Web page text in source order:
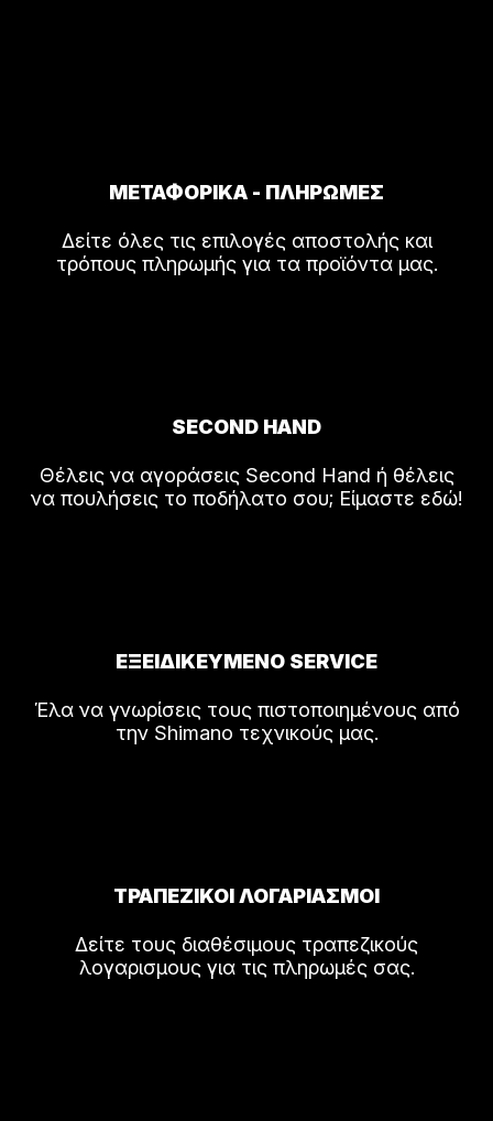
ΜΕΤΑΦΟΡΙΚΑ - ΠΛΗΡΩΜΕΣ
Δείτε όλες τις επιλογές αποστολής και
τρόπους πληρωμής για τα προϊόντα μας.
SECOND HAND
Θέλεις να αγοράσεις Second Hand ή θέλεις
να πουλήσεις το ποδήλατο σου; Είμαστε εδώ!
ΕΞΕΙΔΙΚΕΥΜΕΝΟ SERVICE
Έλα να γνωρίσεις τους πιστοποιημένους από
την Shimano τεχνικούς μας.
ΤΡΑΠΕΖΙΚΟΙ ΛΟΓΑΡΙΑΣΜΟΙ
Δείτε τους διαθέσιμους τραπεζικούς
λογαρισμους για τις πληρωμές σας.